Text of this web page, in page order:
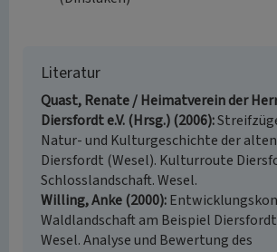
Literatur
Quast, Renate / Heimatverein der
Diersfordt e.V. (Hrsg.) (2006)
Natur- und Kulturgeschichte der
Diersfordt (Wesel). Kulturroute
Schlosslandschaft. Wesel.
Willing, Anke (2000)
Waldlandschaft am Beispiel
Wesel. Analyse und Bewertung des